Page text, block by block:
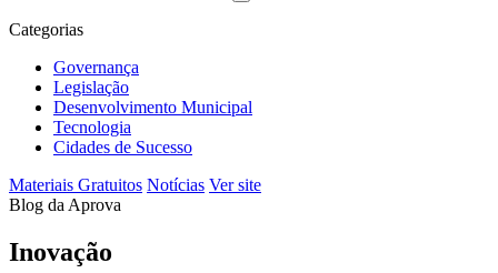
Categorias
Governança
Legislação
Desenvolvimento Municipal
Tecnologia
Cidades de Sucesso
Materiais Gratuitos Notícias Ver site
Blog da Aprova
Inovação